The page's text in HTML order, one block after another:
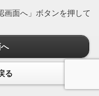
画面へ」ボタンを押して
る